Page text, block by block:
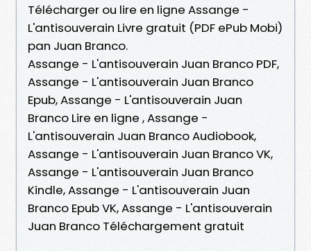
Télécharger ou lire en ligne Assange -
L'antisouverain Livre gratuit (PDF ePub Mobi)
pan Juan Branco.
Assange - L'antisouverain Juan Branco PDF,
Assange - L'antisouverain Juan Branco
Epub, Assange - L'antisouverain Juan
Branco Lire en ligne , Assange -
L'antisouverain Juan Branco Audiobook,
Assange - L'antisouverain Juan Branco VK,
Assange - L'antisouverain Juan Branco
Kindle, Assange - L'antisouverain Juan
Branco Epub VK, Assange - L'antisouverain
Juan Branco Téléchargement gratuit